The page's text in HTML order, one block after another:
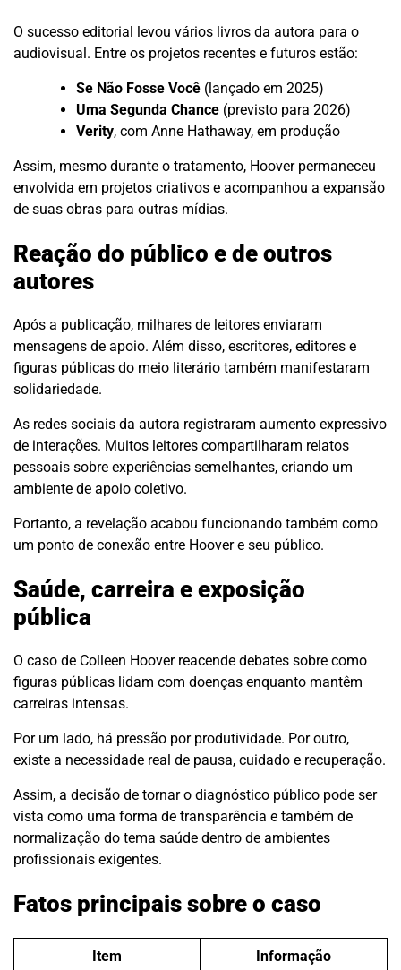
O sucesso editorial levou vários livros da autora para o
audiovisual. Entre os projetos recentes e futuros estão:
Se Não Fosse Você (lançado em 2025)
Uma Segunda Chance (previsto para 2026)
Verity, com Anne Hathaway, em produção
Assim, mesmo durante o tratamento, Hoover permaneceu
envolvida em projetos criativos e acompanhou a expansão
de suas obras para outras mídias.
Reação do público e de outros
autores
Após a publicação, milhares de leitores enviaram
mensagens de apoio. Além disso, escritores, editores e
figuras públicas do meio literário também manifestaram
solidariedade.
As redes sociais da autora registraram aumento expressivo
de interações. Muitos leitores compartilharam relatos
pessoais sobre experiências semelhantes, criando um
ambiente de apoio coletivo.
Portanto, a revelação acabou funcionando também como
um ponto de conexão entre Hoover e seu público.
Saúde, carreira e exposição
pública
O caso de Colleen Hoover reacende debates sobre como
figuras públicas lidam com doenças enquanto mantêm
carreiras intensas.
Por um lado, há pressão por produtividade. Por outro,
existe a necessidade real de pausa, cuidado e recuperação.
Assim, a decisão de tornar o diagnóstico público pode ser
vista como uma forma de transparência e também de
normalização do tema saúde dentro de ambientes
profissionais exigentes.
Fatos principais sobre o caso
Item Informação